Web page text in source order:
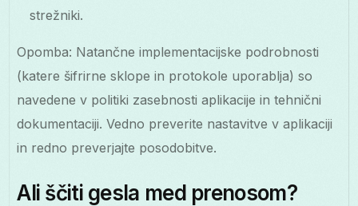
strežniki.
Opomba: Natančne implementacijske podrobnosti
(katere šifrirne sklope in protokole uporablja) so
navedene v politiki zasebnosti aplikacije in tehnični
dokumentaciji. Vedno preverite nastavitve v aplikaciji
in redno preverjajte posodobitve.
Ali ščiti gesla med prenosom?